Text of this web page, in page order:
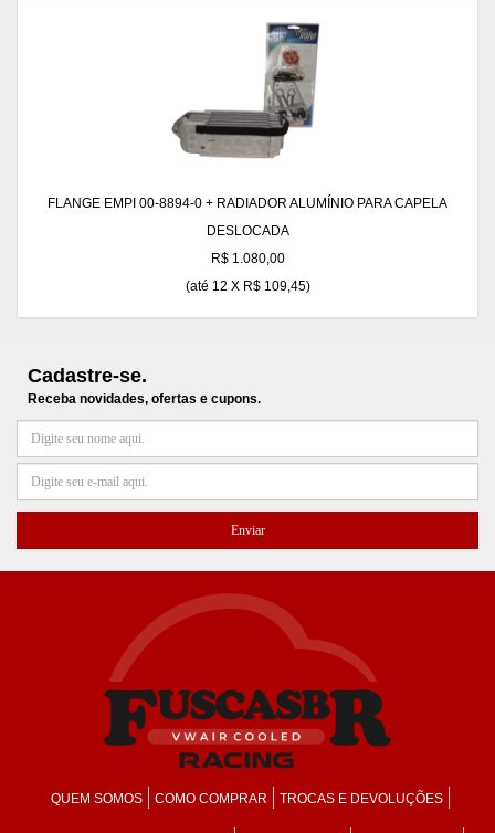
FLANGE EMPI 00-8894-0 + RADIADOR ALUMÍNIO PARA CAPELA
DESLOCADA
R$ 1.080,00
(até 12 X R$ 109,45)
Cadastre-se.
Receba novidades, ofertas e cupons.
QUEM SOMOS COMO COMPRAR TROCAS E DEVOLUÇÕES